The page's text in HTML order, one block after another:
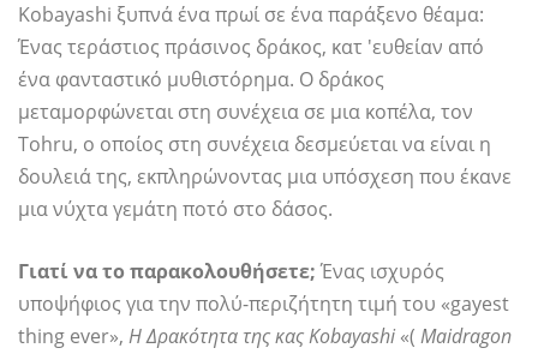
Kobayashi ξυπνά ένα πρωί σε ένα παράξενο θέαμα:
Ένας τεράστιος πράσινος δράκος, κατ 'ευθείαν από
ένα φανταστικό μυθιστόρημα. Ο δράκος
μεταμορφώνεται στη συνέχεια σε μια κοπέλα, τον
Tohru, ο οποίος στη συνέχεια δεσμεύεται να είναι η
δουλειά της, εκπληρώνοντας μια υπόσχεση που έκανε
μια νύχτα γεμάτη ποτό στο δάσος.
Γιατί να το παρακολουθήσετε;Ένας ισχυρός
υποψήφιος για την πολύ-περιζήτητη τιμή του «gayest
thing ever», Η Δρακότητα της κας Kobayashi «( Maidragon